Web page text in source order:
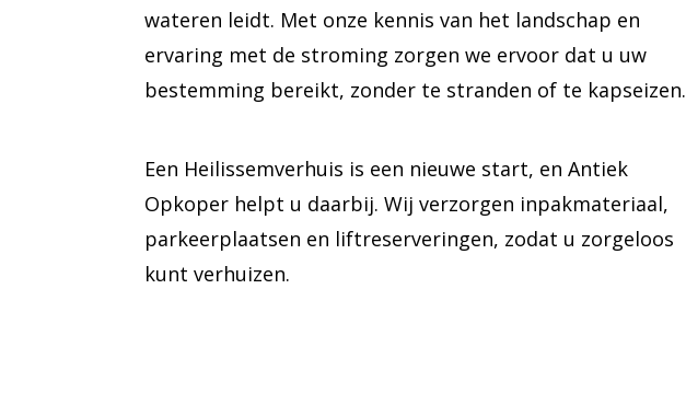
wateren leidt. Met onze kennis van het landschap en
ervaring met de stroming zorgen we ervoor dat u uw
bestemming bereikt, zonder te stranden of te kapseizen.
Een Heilissemverhuis is een nieuwe start, en Antiek
Opkoper helpt u daarbij. Wij verzorgen inpakmateriaal,
parkeerplaatsen en liftreserveringen, zodat u zorgeloos
kunt verhuizen.